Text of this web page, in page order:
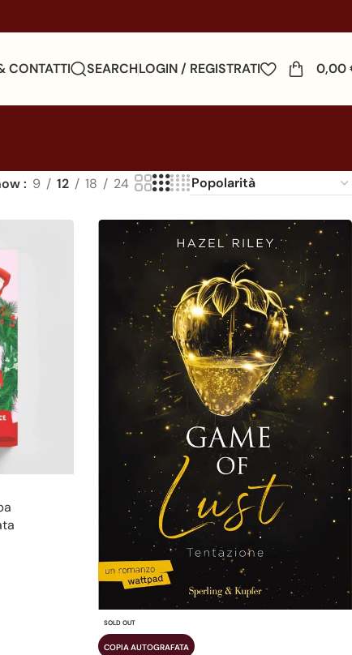
CONTATTI SEARCHLOGIN / REGISTRATI 0,00
9 12 18 24
SOLD OUT
COPIA AUTOGRAFATA